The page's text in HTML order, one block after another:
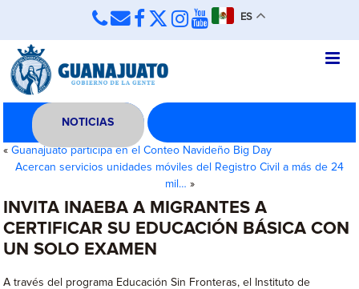
ES
NOTICIAS
«Guanajuato participa en el Conteo Navideño Big Day
Acercan servicios unidades móviles del Registro Civil a más de 24
mil… »
INVITA INAEBA A MIGRANTES A
CERTIFICAR SU EDUCACIÓN BÁSICA CON
UN SOLO EXAMEN
A través del programa Educación Sin Fronteras, el Instituto de